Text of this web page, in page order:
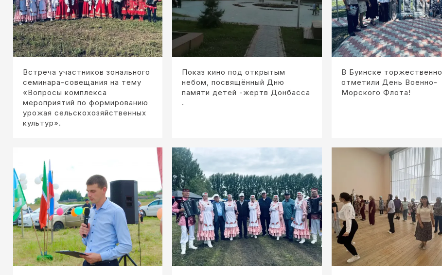
Встреча участников зонального
семинара-совещания на тему
«Вопросы комплекса
мероприятий по формированию
урожая сельскохозяйственных
культур».
Показ кино под открытым
небом, посвящённый Дню
памяти детей -жертв Донбасса
.
В Буинске торжественно
отметили День Военно-
Морского Флота!